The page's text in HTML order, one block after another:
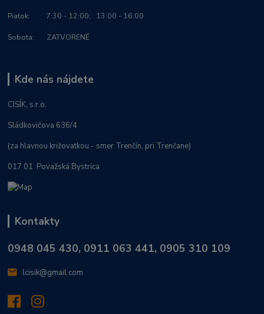
Piatok: 7:30 - 12:00; 13:00 - 16:00
Sobota: ZATVORENÉ
Kde nás nájdete
CISÍK, s.r.o.
Sládkovičova 636/4
(za hlavnou križovatkou - smer Trenčín, pri Trenčane)
017 01 Považská Bystrica
Kontakty
0948 045 430, 0911 063 441, 0905 310 109
lcisik@gmail.com